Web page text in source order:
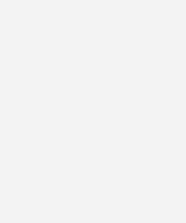
insbesondere im Hinblick
dem
kaufrechtlichen
im Hinblick auf eine
tatsächlich defekten
Handwerker unbeabsichtigt
Ansprüche für
der Verjährung zurückholen